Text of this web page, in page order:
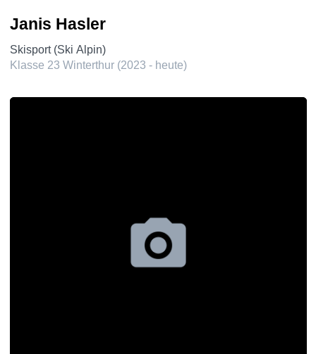
Janis Hasler
Skisport (Ski Alpin)
Klasse 23 Winterthur (2023 - heute)